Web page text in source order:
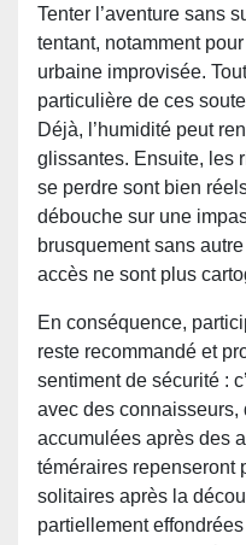
Tenter l’aventure sans
tentant, notamment
urbaine improvisée.
particulière de ces
Déjà, l’humidité peut
glissantes. Ensuite, les
se perdre sont bien
débouche sur une
brusquement sans
accès ne sont plus
En conséquence,
reste recommandé et
sentiment de sécurité :
avec des
accumulées après des
téméraires repenseront
solitaires après la
partiellement